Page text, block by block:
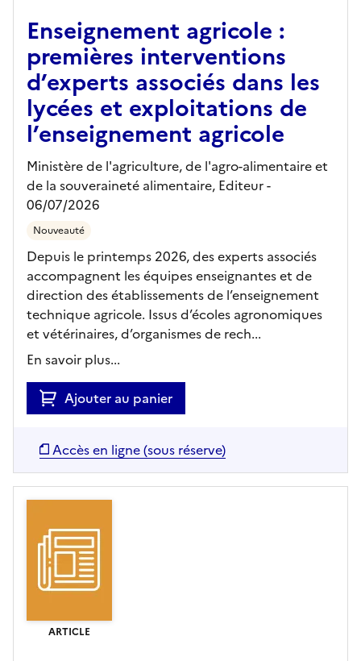
Enseignement agricole :
premières interventions
d’experts associés dans les
lycées et exploitations de
l’enseignement agricole
Ministère de l'agriculture, de l'agro-alimentaire et
de la souveraineté alimentaire, Editeur-
06/07/2026
Nouveauté
Depuis le printemps 2026, des experts associés
accompagnent les équipes enseignantes et de
direction des établissements de l’enseignement
technique agricole. Issus d’écoles agronomiques
et vétérinaires, d’organismes de rech...
En savoir plus...
Ajouter au panier
Accès en ligne (sous réserve)
ARTICLE